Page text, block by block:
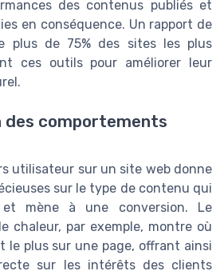
des contenus publiés et
en conséquence. Un rapport de
plus de 75% des sites les plus
ces outils pour améliorer leur
des comportements
utilisateur sur un site web donne
sur le type de contenu qui
mène à une conversion. Le
chaleur, par exemple, montre où
le plus sur une page, offrant ainsi
sur les intérêts des clients